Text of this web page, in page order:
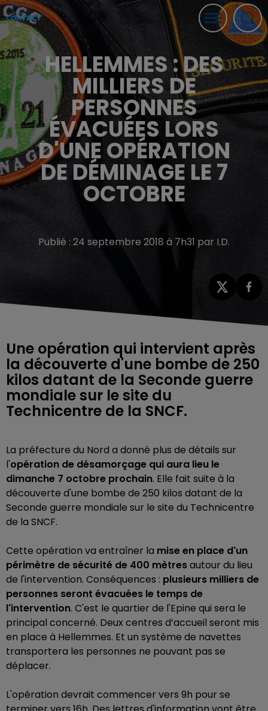
HELLEMMES : DES
MILLIERS DE
PERSONNES
ÉVACUÉES LORS
D'UNE OPÉRATION
DE DÉMINAGE LE 7
OCTOBRE
Publié : 24 septembre 2018 à 7h31 par I.D.
Une opération qui intervient après
la découverte d'une bombe de 250
kilos datant de la Seconde guerre
mondiale sur le site du
Technicentre de la SNCF.
La préfecture du Nord a donné plus de détails sur
l'opération de désamorçage qui aura lieu le
dimanche 7 octobre prochain. Elle fait suite à la
découverte d'une bombe de 250 kilos datant de la
Seconde guerre mondiale sur le site du Technicentre
de la SNCF.
Cette opération va entraîner la mise en place d'un
périmètre de sécurité de 400 mètresautour du lieu
de l'intervention. Conséquences : plusieurs milliers de
personnes seront évacuées le temps de
l'intervention. C'est le quartier de l'Epine qui sera le
principal concerné. Deux centres d’accueil seront mis
en place à Hellemmes. Et un système de navettes
transportera les personnes ne pouvant pas se
déplacer.
L'opération devrait commencer vers 9h pour se